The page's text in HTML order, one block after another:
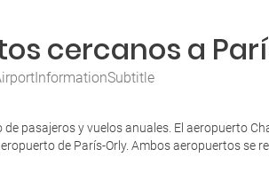
cercanos a
pasajeros y vuelos anuales. El aeropuerto
de París-Orly. Ambos aeropuertos